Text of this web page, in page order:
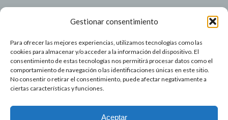
Gestionar consentimiento
Para ofrecer las mejores experiencias, utilizamos tecnologías como las
cookies para almacenar y/o acceder a la información del dispositivo. El
consentimiento de estas tecnologías nos permitirá procesar datos como el
comportamiento de navegación o las identificaciones únicas en este sitio.
No consentir o retirar el consentimiento, puede afectar negativamente a
ciertas características y funciones.
Aceptar
NUESTRO HORARIO
Lu-Vi: 9:00-21:00
Sa-Do: Cerrado